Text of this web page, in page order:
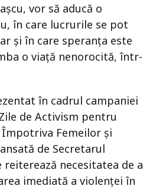
vor să aducă o
în care lucrurile se pot
și în care speranța este
o viață nenorocită, într-
în cadrul campaniei
de Activism pentru
Femeilor și
de Secretarul
reiterează necesitatea de a
imediată a violenței în